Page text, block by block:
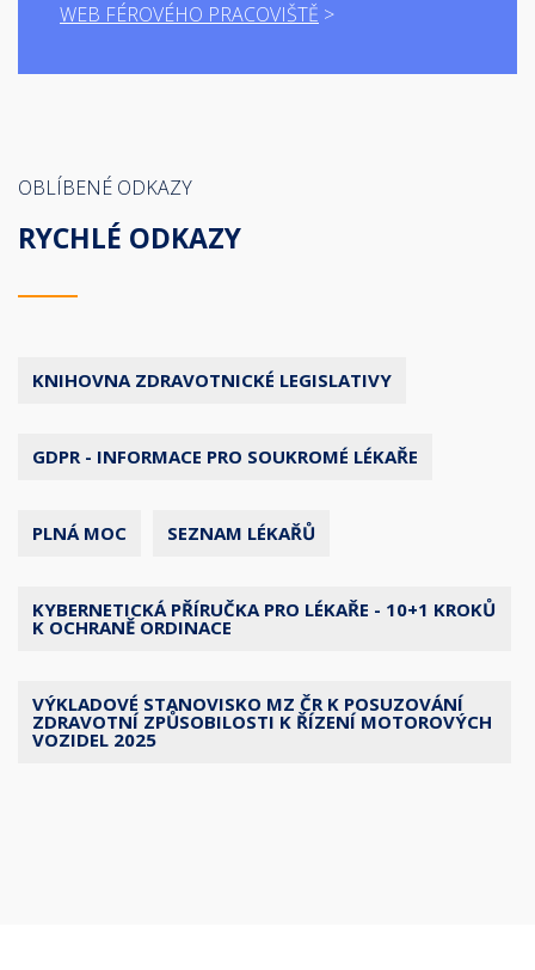
WEB FÉROVÉHO PRACOVIŠTĚ
OBLÍBENÉ ODKAZY
RYCHLÉ ODKAZY
KNIHOVNA ZDRAVOTNICKÉ LEGISLATIVY
GDPR - INFORMACE PRO SOUKROMÉ LÉKAŘE
PLNÁ MOC SEZNAM LÉKAŘŮ
KYBERNETICKÁ PŘÍRUČKA PRO LÉKAŘE - 10+1 KROKŮ
K OCHRANĚ ORDINACE
VÝKLADOVÉ STANOVISKO MZ ČR K POSUZOVÁNÍ
ZDRAVOTNÍ ZPŮSOBILOSTI K ŘÍZENÍ MOTOROVÝCH
VOZIDEL 2025